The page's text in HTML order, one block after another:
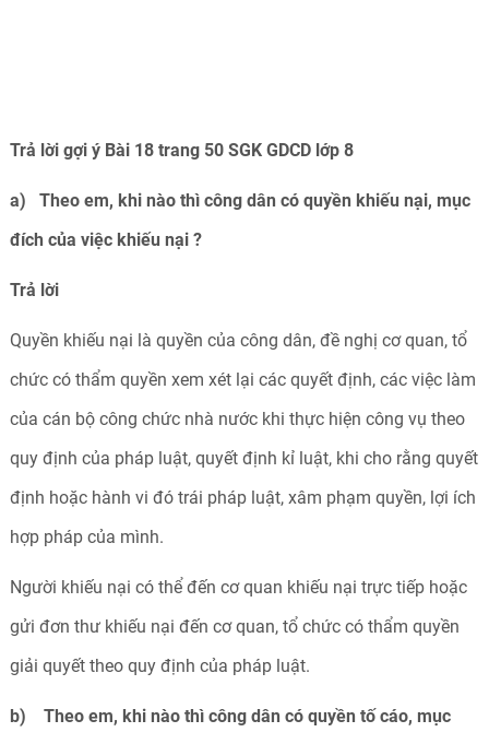
Trả lời gợi ý Bài 18 trang 50 SGK GDCD lớp 8
a) Theo em, khi nào thì công dân có quyền khiếu nại, mục
đích của việc khiếu nại ?
Trả lời
Quyền khiếu nại là quyền của công dân, đề nghị cơ quan, tổ
chức có thẩm quyền xem xét lại các quyết định, các việc làm
của cán bộ công chức nhà nước khi thực hiện công vụ theo
quy định của pháp luật, quyết định kỉ luật, khi cho rằng quyết
định hoặc hành vi đó trái pháp luật, xâm phạm quyền, lợi ích
hợp pháp của mình.
Người khiếu nại có thể đến cơ quan khiếu nại trực tiếp hoặc
gửi đơn thư khiếu nại đến cơ quan, tổ chức có thẩm quyền
giải quyết theo quy định của pháp luật.
b) Theo em, khi nào thì công dân có quyền tố cáo, mục